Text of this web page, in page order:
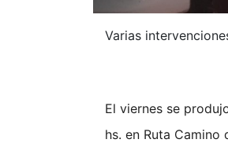
Varias
El viernes se
hs. en Ruta